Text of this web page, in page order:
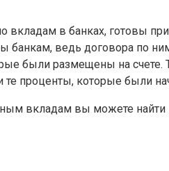
вкладам в банках, готовы
ведь договора по
были размещены на счете.
проценты, которые были
вкладам вы можете найти